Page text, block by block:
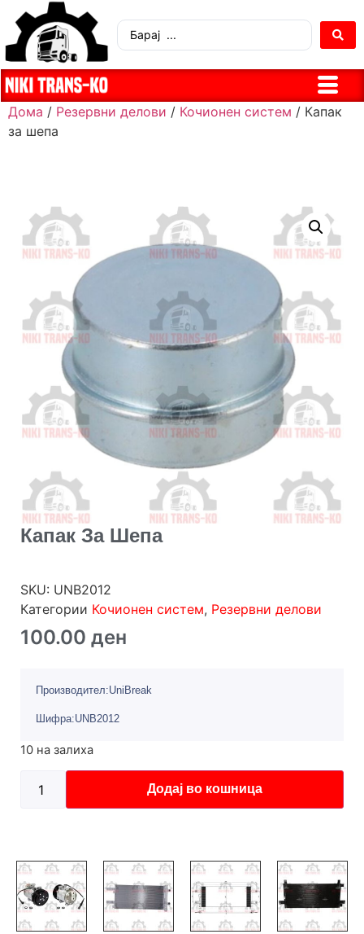
Дома / Резервни делови / Кочионен систем / Капак
за шепа
Капак За Шепа
SKU: UNB2012
Категории Кочионен систем, Резервни делови
100.00 ден
Производител:UniBreak
Шифра:UNB2012
10 на залиха
Додај во кошница